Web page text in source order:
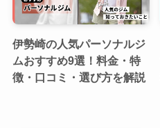
伊勢崎の人気パーソナルジ
ムおすすめ9選！料金・特
徴・口コミ・選び方を解説